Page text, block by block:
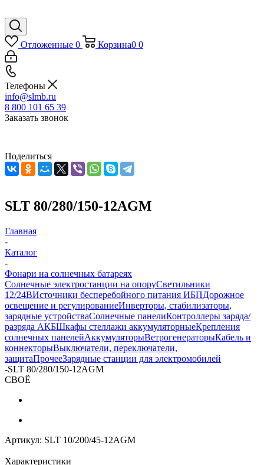
Отложенные 0 Корзина0 0
Телефоны
info@slmb.ru
8 800 101 65 39
Заказать звонок
Поделиться
SLT 80/280/150-12AGM
Главная
-
Каталог
-
Фонари на солнечных батареях
Солнечные электростанции на опоруСветильники
12/24ВИсточники бесперебойного питания ИБПДорожное
освещение и регулированиеИнверторы, стабилизаторы,
зарядные устройстваСолнечные панелиКонтроллеры заряда/
разряда АКБШкафы стеллажи аккумуляторныеКрепления
солнечных панелейАккумуляторыВетрогенераторыКабель и
коннекторыВыключатели, переключатели,
защитаПрочееЗарядные станции для электромобилей
-SLT 80/280/150-12AGM
СВОЁ
Артикул: SLT 10/200/45-12AGM
Характеристики